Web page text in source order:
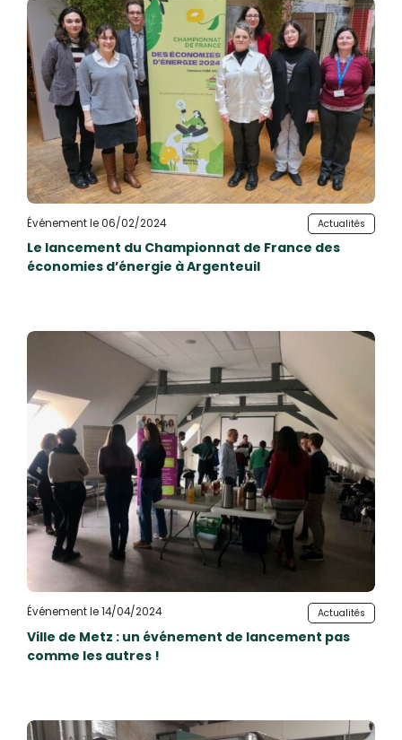
Événement le 06/02/2024 Actualités
Le lancement du Championnat de France des
économies d’énergie à Argenteuil
Événement le 14/04/2024 Actualités
Ville de Metz : un événement de lancement pas
comme les autres !